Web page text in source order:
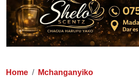
Home Mchanganyiko